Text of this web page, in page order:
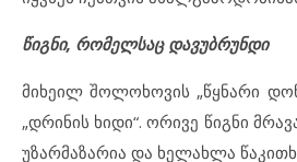
წიგნი, რომელსაც დავუბრუნდი
მიხეილ შოლოხოვის „წყნარი
„დრინის ხიდი“. ორივე წიგნი
უზარმაზარია და ხელახლა